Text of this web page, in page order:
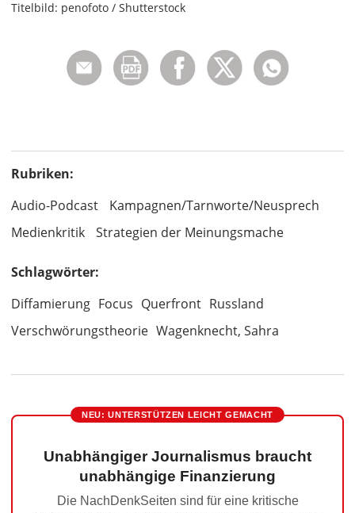
Titelbild: penofoto / Shutterstock
Rubriken:
Audio-Podcast
Kampagnen/Tarnworte/Neusprech
Medienkritik
Strategien der Meinungsmache
Schlagwörter:
Diffamierung Focus Querfront Russland
Verschwörungstheorie Wagenknecht, Sahra
NEU: UNTERSTÜTZEN LEICHT GEMACHT
Unabhängiger Journalismus braucht
unabhängige Finanzierung
Die NachDenkSeiten sind für eine kritische